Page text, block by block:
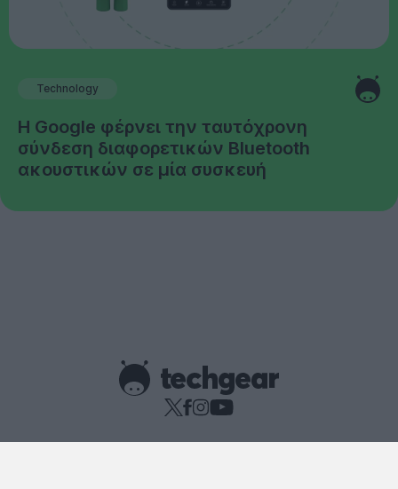
Technology
Η Google φέρνει την ταυτόχρονη
σύνδεση διαφορετικών Bluetooth
ακουστικών σε μία συσκευή